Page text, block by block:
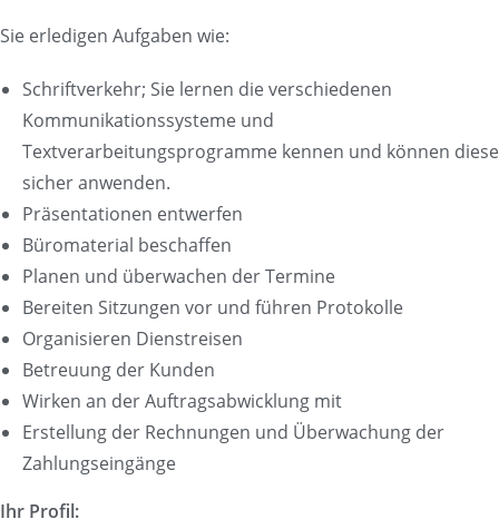
Sie erledigen Aufgaben wie:
Schriftverkehr; Sie lernen die verschiedenen
Kommunikationssysteme und
Textverarbeitungsprogramme kennen und können diese
sicher anwenden.
Präsentationen entwerfen
Büromaterial beschaffen
Planen und überwachen der Termine
Bereiten Sitzungen vor und führen Protokolle
Organisieren Dienstreisen
Betreuung der Kunden
Wirken an der Auftragsabwicklung mit
Erstellung der Rechnungen und Überwachung der
Zahlungseingänge
Ihr Profil: